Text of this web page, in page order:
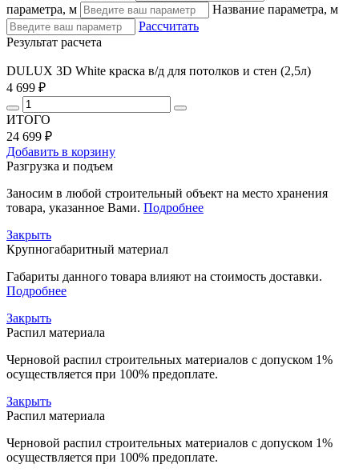
параметра, м
Название параметра, м
Рассчитать
Результат расчета
DULUX 3D White краска в/д для потолков и стен (2,5л)
4 699 ₽
ИТОГО
24 699 ₽
Добавить в корзину
Разгрузка и подъем
Заносим в любой строительный объект на место хранения
товара, указанное Вами. Подробнее
Закрыть
Крупногабаритный материал
Габариты данного товара влияют на стоимость доставки.
Подробнее
Закрыть
Распил материала
Черновой распил строительных материалов с допуском 1%
осуществляется при 100% предоплате.
Закрыть
Распил материала
Черновой распил строительных материалов с допуском 1%
осуществляется при 100% предоплате.